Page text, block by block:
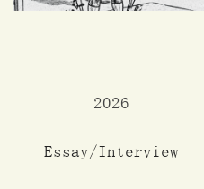
2026
Essay/Interview